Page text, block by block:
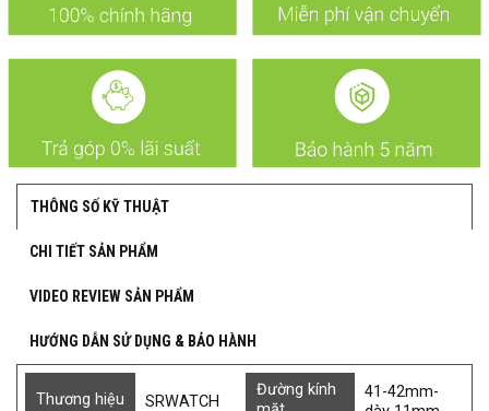
THÔNG SỐ KỸ THUẬT
CHI TIẾT SẢN PHẨM
VIDEO REVIEW SẢN PHẨM
HƯỚNG DẪN SỬ DỤNG & BẢO HÀNH
Thương hiệu SRWATCH
Đường kính
41-42mm-